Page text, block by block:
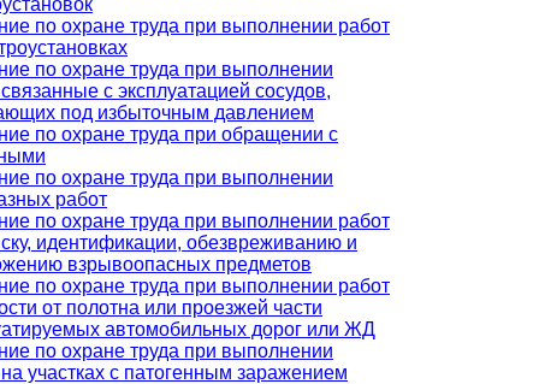
по охране труда при выполнении работ
по охране труда при выполнении
с эксплуатацией сосудов,
под избыточным давлением
по охране труда при обращении с
по охране труда при выполнении
работ
по охране труда при выполнении работ
идентификации, обезвреживанию и
взрывоопасных предметов
по охране труда при выполнении работ
от полотна или проезжей части
автомобильных дорог или ЖД
по охране труда при выполнении
на участках с патогенным заражением